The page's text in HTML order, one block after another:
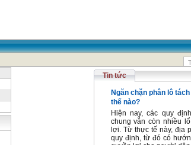
Tin tức
Ngăn chặn phân lô
thế nào?
Hiện nay, các quy
chung vẫn còn nhiều
lợi. Từ thực tế này, địa
quy định, từ đó có